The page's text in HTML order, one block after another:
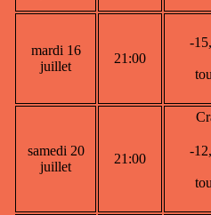
mardi 16
juillet
21:00
-
samedi 20
juillet
21:00
-